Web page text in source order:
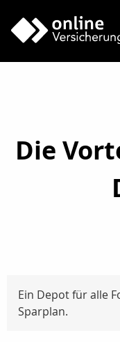
Die
Ein Depot für alle
Sparplan.